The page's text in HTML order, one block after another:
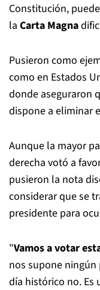
Constitución,
la Carta Magna
Pusieron como
como en Estados
donde aseguraron
dispone a eliminar
Aunque la mayor
derecha votó a
pusieron la nota
considerar que se
presidente para
"Vamos a votar
nos supone
día histórico no.